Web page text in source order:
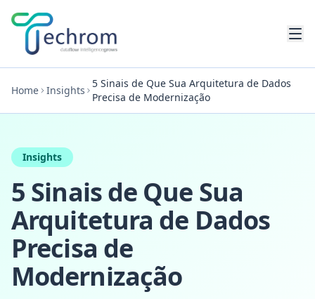
Home Insights
5 Sinais de Que Sua Arquitetura de Dados
Precisa de Modernização
Insights
5 Sinais de Que Sua
Arquitetura de Dados
Precisa de
Modernização